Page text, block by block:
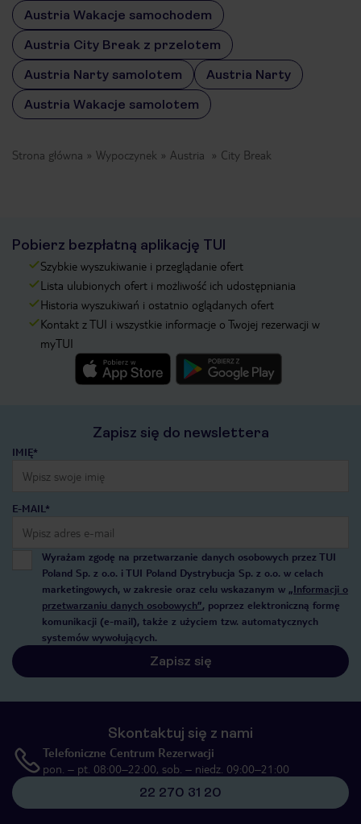
Austria Wakacje samochodem
Austria City Break z przelotem
Austria Narty samolotem
Austria Narty
Austria Wakacje samolotem
Strona główna Wypoczynek Austria City Break
Pobierz bezpłatną aplikację TUI
Szybkie wyszukiwanie i przeglądanie ofert
Lista ulubionych ofert i możliwość ich udostępniania
Historia wyszukiwań i ostatnio oglądanych ofert
Kontakt z TUI i wszystkie informacje o Twojej rezerwacji w
myTUI
Zapisz się do newslettera
IMIĘ*
E-MAIL*
Wyrażam zgodę na przetwarzanie danych osobowych przez TUI
Poland Sp. z o.o. i TUI Poland Dystrybucja Sp. z o.o. w celach
marketingowych, w zakresie oraz celu wskazanym w „Informacji o
przetwarzaniu danych osobowych”, poprzez elektroniczną formę
komunikacji (e-mail), także z użyciem tzw. automatycznych
systemów wywołujących.
Zapisz się
Skontaktuj się z nami
Telefoniczne Centrum Rezerwacji
pon. – pt. 08:00–22:00, sob. – niedz. 09:00–21:00
22 270 31 20